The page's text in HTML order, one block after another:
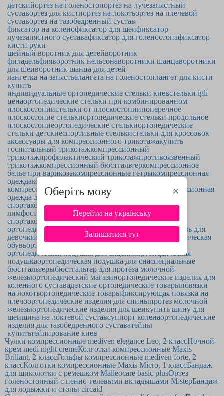
Оберіть мову ×
Перейти на українську
Залишитися тут
детскийортез на голеностопортез на лучезапястный
суставортез для кистиортез на локотьортез на плечевой
суставортез на тазобедренный сустав
фиксатор на коленофиксатор для шеификсатор
лучезапястного суставафиксатор для голеностопафиксатор
кисти руки
шейный воротник для детейворотник
филадельфияворотник нельсонаворотники шанцаворотники
для шеиворотник шанца для детей
лангетка на запястьелангета на голеностоплангет для кисти
купить
индивидуальные ортопедические стельки киевстельки igli
ценаортопедические стельки при комбинированном
плоскостопиистельки от плоскостопиипоперечное
плоскостопие стелькиортопедические стельки продольное
плоскостопиеортопедические стелькиортопедические
стельки детскиеспортивные стелькистельки для кроссовок
аксессуары для компрессионного трикотажакупить
госпитальный трикотажкомпрессионный
трикотажпрофилактический трикотажпротивоязвенный
трикотажкомпрессионный бюстгальтеркомпрессионное
белье при варикозекомпрессионные гетрыкомпрессионная
одеждакомпрессионная одежда для спорта
компрессионная одежда для спорта
женская компрессионная
одежда для спортакомпрессионные гольфы для
спортакомпрессионное белье при
лимфостазе
компрессионные носки для
спортакомпрессионное белье для беременных
ортопедическая обувь для детейортопедическая обувь для
девочкиортопедическая обувь для мальчика
ортопедическая
обувьортопедическая обувь для взрослых
ортопедическая подушка для сиденияортопедическая
подушкаортопедическая подушка для снаспециальные
бюстгальтерыбюстгальтер для протеза молочной
железыортопедический магазинортопедические изделия для
коленного суставадетские ортопедические товарыповязки
на локотьортопедические товарыфиксирующая повязка на
плечоортопедические изделия для спиныпротез молочной
железыортопедические изделия для шеикупить шину для
шеишина на локтевой суставсуппорт коленаортопедические
изделия для тазобедренного суставатейпы
купитьтейпирование киев
Чулки компрессионные mediven elegance Leo, 2 классНочной
крем medi night cremeКолготки компрессионные Maxis
Brillant, 2 классГольфы компрессионные mediven forte, 2
классКолготки компрессионные Maxis Micro, 1 классБандаж
для щиколотки с ремешком Malleocare basic plusОртез
голеностопный с пенно-гелевыми вкладышами M.stepБандаж
для лодыжки и стопы circaid